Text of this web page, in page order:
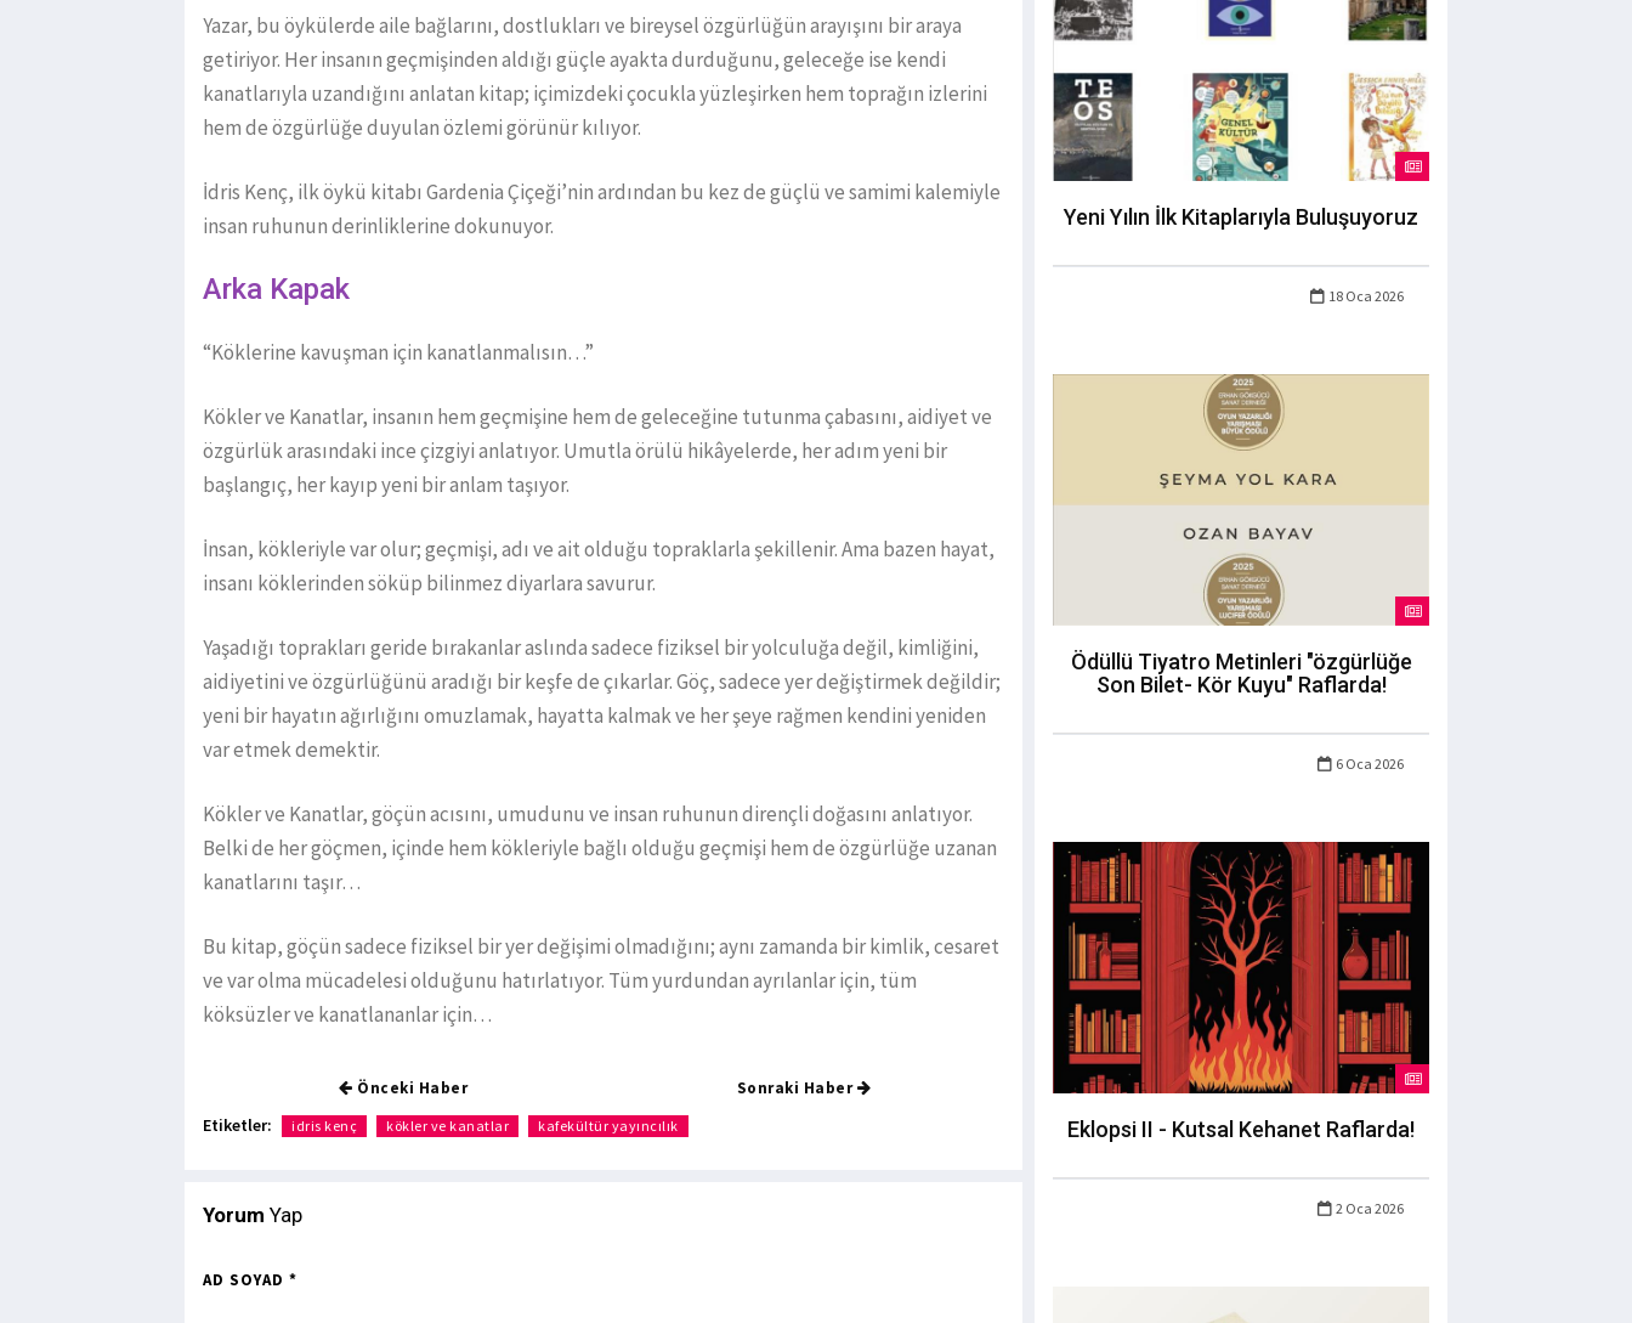
Yazar, bu öykülerde aile bağlarını, dostlukları ve bireysel özgürlüğün arayışını bir araya
getiriyor. Her insanın geçmişinden aldığı güçle ayakta durduğunu, geleceğe ise kendi
kanatlarıyla uzandığını anlatan kitap; içimizdeki çocukla yüzleşirken hem toprağın izlerini
hem de özgürlüğe duyulan özlemi görünür kılıyor.
İdris Kenç, ilk öykü kitabı Gardenia Çiçeği’nin ardından bu kez de güçlü ve samimi kalemiyle
insan ruhunun derinliklerine dokunuyor.
Arka Kapak
“Köklerine kavuşman için kanatlanmalısın…”
Kökler ve Kanatlar, insanın hem geçmişine hem de geleceğine tutunma çabasını, aidiyet ve
özgürlük arasındaki ince çizgiyi anlatıyor. Umutla örülü hikâyelerde, her adım yeni bir
başlangıç, her kayıp yeni bir anlam taşıyor.
İnsan, kökleriyle var olur; geçmişi, adı ve ait olduğu topraklarla şekillenir. Ama bazen hayat,
insanı köklerinden söküp bilinmez diyarlara savurur.
Yaşadığı toprakları geride bırakanlar aslında sadece fiziksel bir yolculuğa değil, kimliğini,
aidiyetini ve özgürlüğünü aradığı bir keşfe de çıkarlar. Göç, sadece yer değiştirmek değildir;
yeni bir hayatın ağırlığını omuzlamak, hayatta kalmak ve her şeye rağmen kendini yeniden
var etmek demektir.
Kökler ve Kanatlar, göçün acısını, umudunu ve insan ruhunun dirençli doğasını anlatıyor.
Belki de her göçmen, içinde hem kökleriyle bağlı olduğu geçmişi hem de özgürlüğe uzanan
kanatlarını taşır…
Bu kitap, göçün sadece fiziksel bir yer değişimi olmadığını; aynı zamanda bir kimlik, cesaret
ve var olma mücadelesi olduğunu hatırlatıyor. Tüm yurdundan ayrılanlar için, tüm
köksüzler ve kanatlananlar için…
Önceki Haber Sonraki Haber
Etiketler: idris kenç kökler ve kanatlar kafekültür yayıncılık
Yorum Yap
AD SOYAD *
Yeni Yılın İlk Kitaplarıyla Buluşuyoruz
18 Oca 2026
Ödüllü Tiyatro Metinleri "özgürlüğe
Son Bilet- Kör Kuyu" Raflarda!
6 Oca 2026
Eklopsi II - Kutsal Kehanet Raflarda!
2 Oca 2026